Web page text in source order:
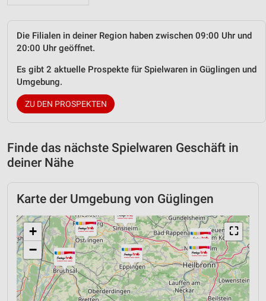
Die Filialen in deiner Region haben zwischen 09:00 Uhr und
20:00 Uhr geöffnet.
Es gibt 2 aktuelle Prospekte für Spielwaren in Güglingen und
Umgebung.
ZU DEN PROSPEKTEN
Finde das nächste Spielwaren Geschäft in
deiner Nähe
Karte der Umgebung von Güglingen
⛶
+
−